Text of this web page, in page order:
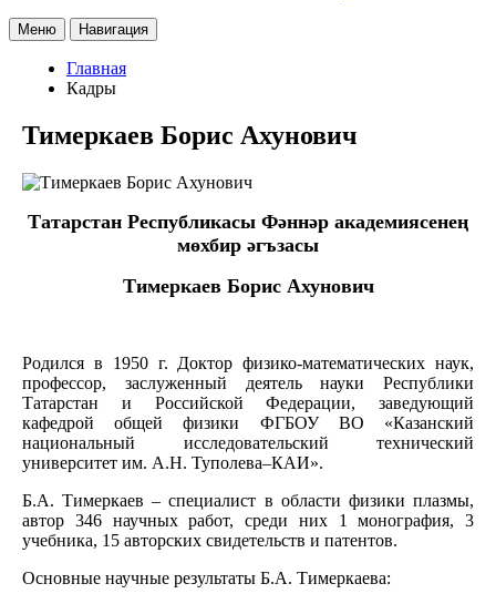
Меню Навигация
Главная
Кадры
Тимеркаев Борис Ахунович
Татарстан Республикасы Фәннәр академиясенең
мөхбир әгъзасы
Тимеркаев Борис Ахунович
Родился в 1950 г. Доктор физико-математических наук,
профессор, заслуженный деятель науки Республики
Татарстан и Российской Федерации, заведующий
кафедрой общей физики ФГБОУ ВО «Казанский
национальный исследовательский технический
университет им. А.Н. Туполева–КАИ».
Б.А. Тимеркаев – специалист в области физики плазмы,
автор 346 научных работ, среди них 1 монография, 3
учебника, 15 авторских свидетельств и патентов.
Основные научные результаты Б.А. Тимеркаева: